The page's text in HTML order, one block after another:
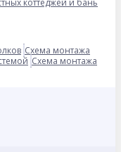
коттеджей и бань
Схема монтажа
Схема монтажа